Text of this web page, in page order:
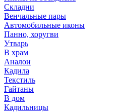
Складни
Венчальные пары
Автомобильные иконы
Панно, хоругви
Утварь
В храм
Аналои
Кадила
Текстиль
Гайтаны
В дом
Кадильницы